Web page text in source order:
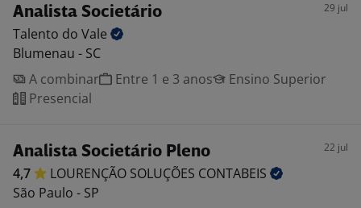
Analista Societário 29 jul
Talento do Vale
Blumenau - SC
A combinar
Entre 1 e 3 anos
Ensino Superior
Presencial
Analista Societário Pleno 22 jul
4,7 LOURENÇÃO SOLUÇÕES CONTABEIS
São Paulo - SP